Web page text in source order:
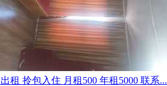
租 拎包入住 月租500 年租5000 联系...